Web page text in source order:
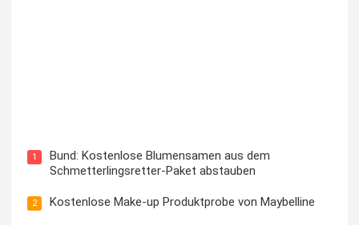
1
Bund: Kostenlose Blumensamen aus dem
Schmetterlingsretter-Paket abstauben
2 Kostenlose Make-up Produktprobe von Maybelline